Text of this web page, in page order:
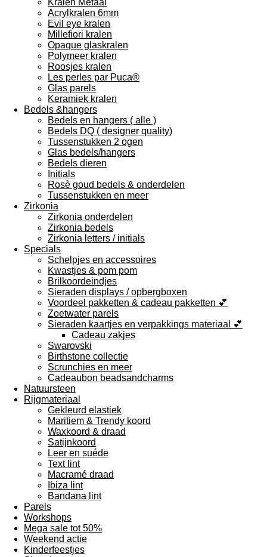
Kralen Metaal
Acrylkralen 6mm
Evil eye kralen
Millefiori kralen
Opaque glaskralen
Polymeer kralen
Roosjes kralen
Les perles par Puca®
Glas parels
Keramiek kralen
Bedels &hangers
Bedels en hangers ( alle )
Bedels DQ ( designer quality)
Tussenstukken 2 ogen
Glas bedels/hangers
Bedels dieren
Initials
Rosè goud bedels & onderdelen
Tussenstukken en meer
Zirkonia
Zirkonia onderdelen
Zirkonia bedels
Zirkonia letters / initials
Specials
Schelpjes en accessoires
Kwastjes & pom pom
Brilkoordeindjes
Sieraden displays / opbergboxen
Voordeel pakketten & cadeau pakketten 💕
Zoetwater parels
Sieraden kaartjes en verpakkings materiaal 💕
Cadeau zakjes
Swarovski
Birthstone collectie
Scrunchies en meer
Cadeaubon beadsandcharms
Natuursteen
Rijgmateriaal
Gekleurd elastiek
Maritiem & Trendy koord
Waxkoord & draad
Satijnkoord
Leer en suéde
Text lint
Macramé draad
Ibiza lint
Bandana lint
Parels
Workshops
Mega sale tot 50%
Weekend actie
Kinderfeestjes